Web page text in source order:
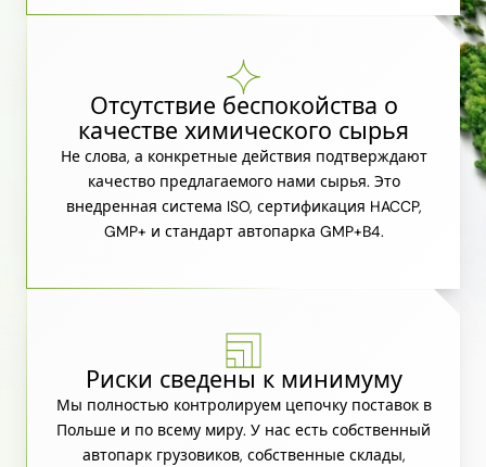
Отсутствие беспокойства о
качестве химического сырья
Не слова, а конкретные действия подтверждают
качество предлагаемого нами сырья. Это
внедренная система ISO, сертификация HACCP,
GMP+ и стандарт автопарка GMP+B4.
Риски сведены к минимуму
Мы полностью контролируем цепочку поставок в
Польше и по всему миру. У нас есть собственный
автопарк грузовиков, собственные склады,